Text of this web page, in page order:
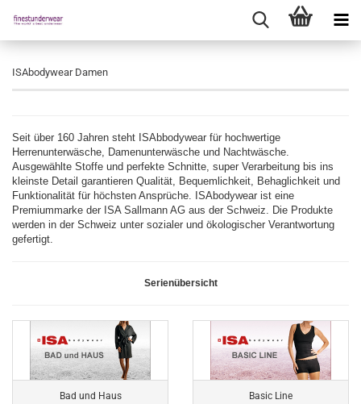
ISAbodywear Damen
Seit über 160 Jahren steht ISAbbodywear für hochwertige
Herrenunterwäsche, Damenunterwäsche und Nachtwäsche.
Ausgewählte Stoffe und perfekte Schnitte, super Verarbeitung bis ins
kleinste Detail garantieren Qualität, Bequemlichkeit, Behaglichkeit und
Funktionalität für höchsten Ansprüche. ISAbodywear ist eine
Premiummarke der ISA Sallmann AG aus der Schweiz. Die Produkte
werden in der Schweiz unter sozialer und ökologischer Verantwortung
gefertigt.
Serienübersicht
Bad und Haus Basic Line